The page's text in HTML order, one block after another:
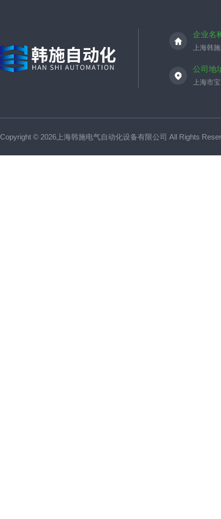
企业名
上海韩
公司地
上海市
Copyright © 2026上海韩施电气自动化设备有限公司 All Rights